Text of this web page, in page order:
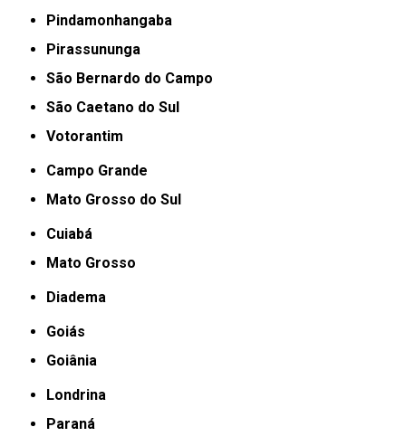
Pindamonhangaba
Pirassununga
São Bernardo do Campo
São Caetano do Sul
Votorantim
Campo Grande
Mato Grosso do Sul
Cuiabá
Mato Grosso
Diadema
Goiás
Goiânia
Londrina
Paraná